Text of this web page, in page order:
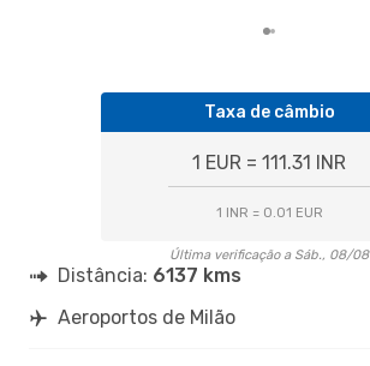
Taxa de câmbio
1 EUR = 111.31 INR
1 INR = 0.01 EUR
Última verificação a Sáb., 08/08
Distância: 6137 kms
Aeroportos de Milão